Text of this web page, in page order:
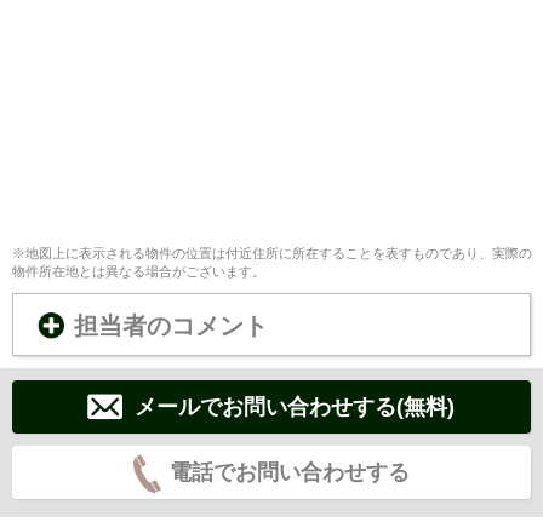
※地図上に表示される物件の位置は付近住所に所在することを表すものであり、実際の
物件所在地とは異なる場合がございます。
担当者のコメント
メールでお問い合わせする(無料)
電話でお問い合わせする